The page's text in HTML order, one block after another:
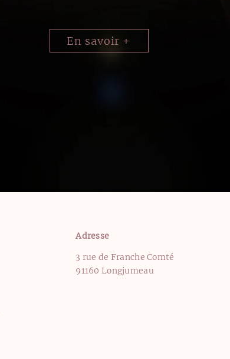
En savoir +
Adresse
3 rue de Franche Comté
91160 Longjumeau